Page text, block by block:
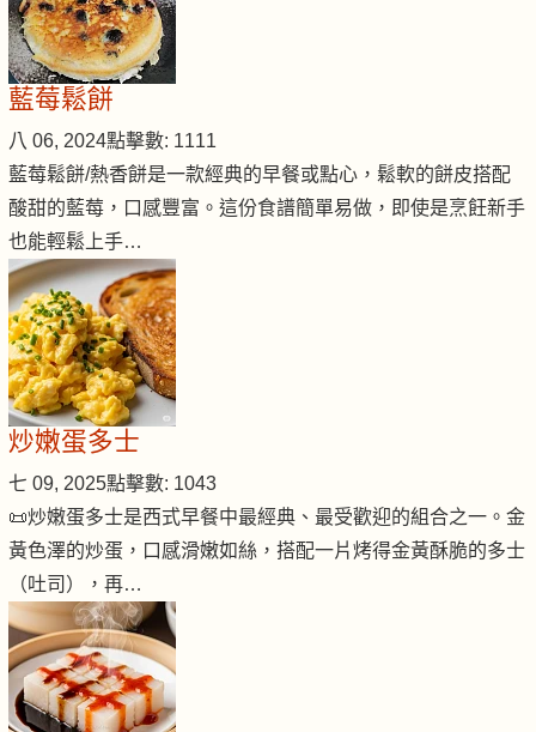
藍莓鬆餅
八 06, 2024點擊數: 1111
藍莓鬆餅/熱香餅是一款經典的早餐或點心，鬆軟的餅皮搭配
酸甜的藍莓，口感豐富。這份食譜簡單易做，即使是烹飪新手
也能輕鬆上手…
炒嫩蛋多士
七 09, 2025點擊數: 1043
📜炒嫩蛋多士是西式早餐中最經典、最受歡迎的組合之一。金
黃色澤的炒蛋，口感滑嫩如絲，搭配一片烤得金黃酥脆的多士
（吐司），再…